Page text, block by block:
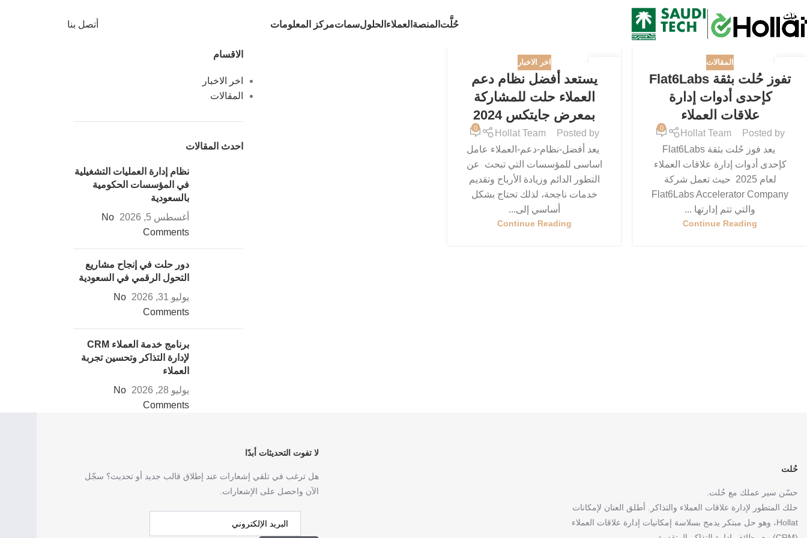
حُلَّت المنصة العملاء الحلولسماتمركز المعلومات أتصل بنا
ديسمبر
المقالات
تفوز حُلت بثقة Flat6Labs
كإحدى أدوات إدارة
علاقات العملاء
Posted by
Hollat Team
0
يعد فوز حُلت بثقة Flat6Labs
كإحدى أدوات إدارة علاقات العملاء
لعام 2025 حيث تعمل شركة
Flat6Labs Accelerator Company
والتي تتم إدارتها ...
Continue Reading
أكتوبر
اخر الاخبار
يستعد أفضل نظام دعم
العملاء حلت للمشاركة
بمعرض جايتكس 2024
Posted by
Hollat Team
0
يعد أفضل-نظام-دعم-العملاء عامل
اساسى للمؤسسات التي تبحث عن
التطور الدائم وزيادة الأرباح وتقديم
خدمات ناجحة، لذلك تحتاج بشكل
أساسي إلى...
Continue Reading
الاقسام
اخر الاخبار
المقالات
احدث المقالات
نظام إدارة العمليات التشغيلية
في المؤسسات الحكومية
بالسعودية
أغسطس 5, 2026
No
Comments
دور حلت في إنجاح مشاريع
التحول الرقمي في السعودية
يوليو 31, 2026
No
Comments
برنامج خدمة العملاء CRM
لإدارة التذاكر وتحسين تجربة
العملاء
يوليو 28, 2026
No
Comments
حُلت
حسّن سير عملك مع حُلت.
حلك المتطور لإدارة علاقات العملاء والتذاكر. أطلق العنان لإمكانات
Hollat، وهو حل مبتكر يدمج بسلاسة إمكانيات إدارة علاقات العملاء
هل ترغب في تلقي إشعارات عند إطلاق قالب جديد أو تحديث؟ سجّل
الآن واحصل على الإشعارات.
لا تفوت التحديثات أبدًا